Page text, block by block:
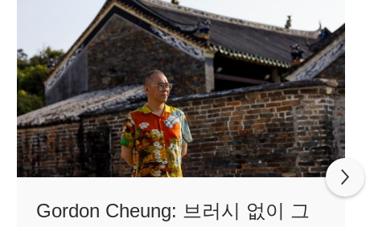
Gordon Cheung: 브러시 없이 그